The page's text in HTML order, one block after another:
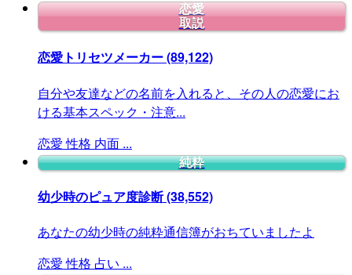
恋愛
取説
恋愛トリセツメーカー(89,122)
自分や友達などの名前を入れると、その人の恋愛にお
ける基本スペック・注意...
恋愛 性格 内面 ...
純粋
幼少時のピュア度診断(38,552)
あなたの幼少時の純粋通信簿がおちていましたよ
恋愛 性格 占い ...